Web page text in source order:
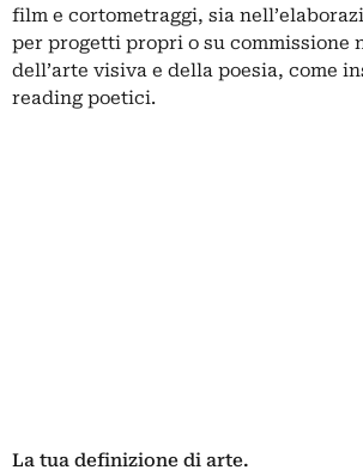
film e cortometraggi, sia
per progetti propri o su commissione
dell’arte visiva e della poesia, come
reading poetici.
La tua definizione di arte.